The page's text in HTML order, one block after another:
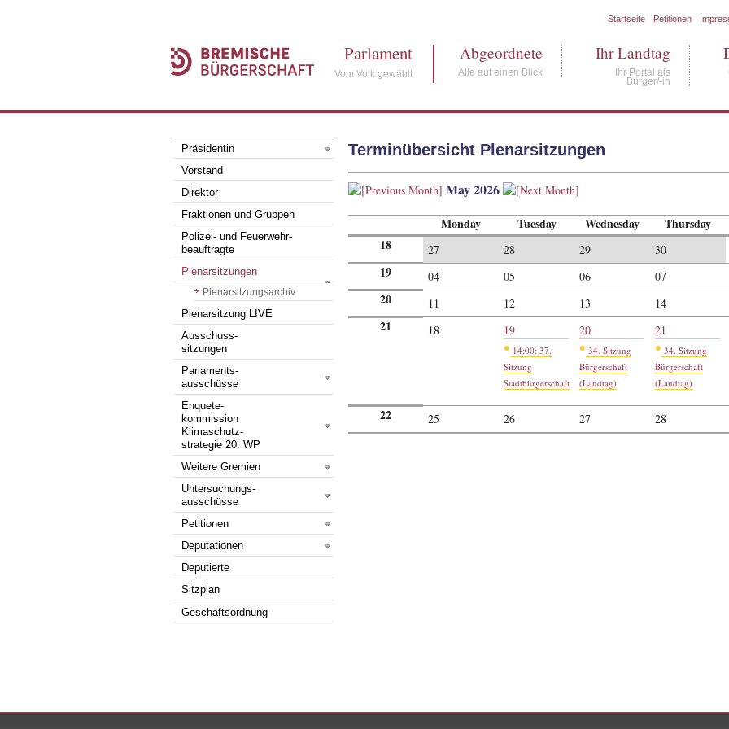
Startseite Petitionen
Parlament
Vom Volk gewählt
Abgeordnete
Alle auf einen Blick
Ihr Landtag
Ihr Portal als
Bürger/-in
Präsidentin
Vorstand
Direktor
Fraktionen und Gruppen
Polizei- und Feuerwehr-
beauftragte
Plenarsitzungen
Plenarsitzungsarchiv
Plenarsitzung LIVE
Ausschuss-
sitzungen
Parlaments-
ausschüsse
Enquete-
kommission
Klimaschutz-
strategie 20. WP
Weitere Gremien
Untersuchungs-
ausschüsse
Petitionen
Deputationen
Deputierte
Sitzplan
Geschäftsordnung
Terminübersicht Plenarsitzungen
May 2026
Monday Tuesday Wednesday Thursday
18
27 28 29 30
19 04 05 06 07
20 11 12 13 14
21 18 19
• 14:00: 37.
Sitzung
Stadtbürgerschaft
20
• 34. Sitzung
Bürgerschaft
(Landtag)
21
• 34. Sitzung
Bürgerschaft
(Landtag)
22 25 26 27 28